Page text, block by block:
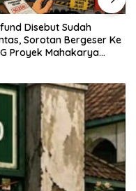
Disebut Sudah
Sorotan Bergeser Ke
Proyek Mahakarya